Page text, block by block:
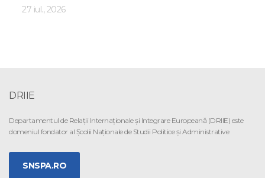
27 iul., 2026
DRIIE
Departamentul de Relaţii Internaţionale şi Integrare Europeană (DRIIE) este
domeniul fondator al Şcolii Naţionale de Studii Politice şi Administrative
SNSPA.RO